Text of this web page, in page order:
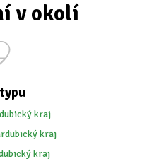
v okolí
kraj
kraj
kraj